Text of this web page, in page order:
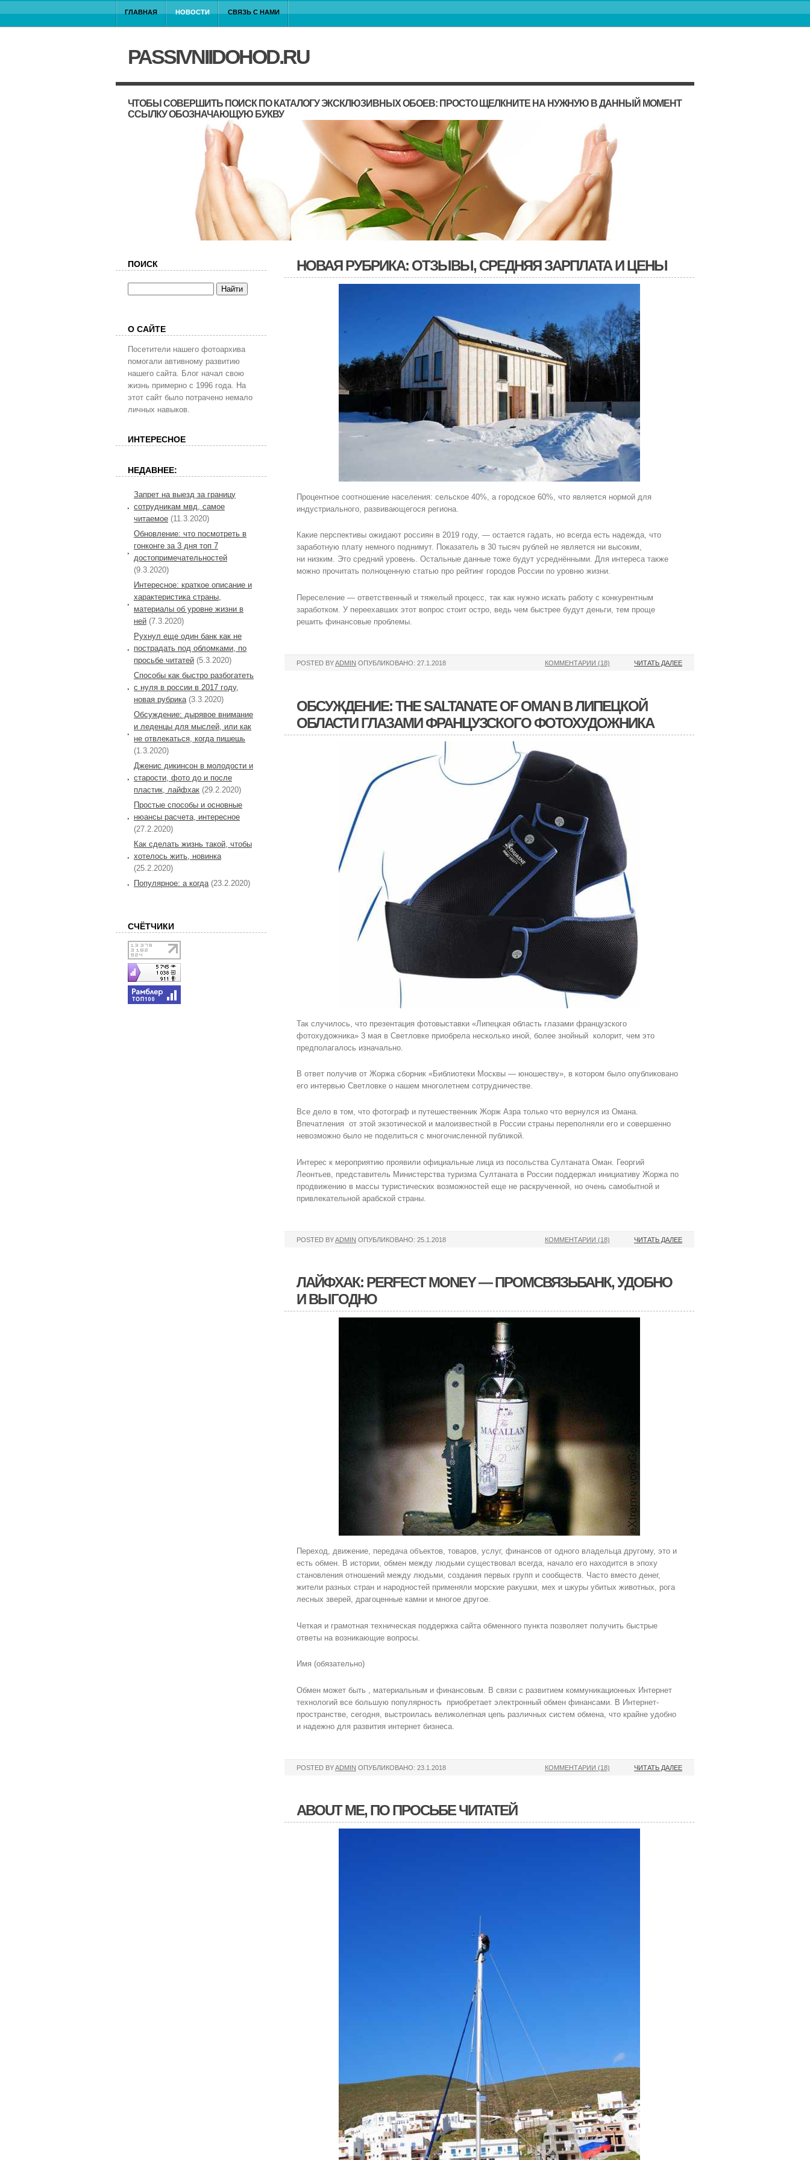
ГЛАВНАЯ НОВОСТИ СВЯЗЬ С НАМИ
PASSIVNIIDOHOD.RU
ЧТОБЫ СОВЕРШИТЬ ПОИСК ПО КАТАЛОГУ ЭКСКЛЮЗИВНЫХ ОБОЕВ: ПРОСТО ЩЕЛКНИТЕ НА НУЖНУЮ В ДАННЫЙ МОМЕНТ
ССЫЛКУ ОБОЗНАЧАЮЩУЮ БУКВУ
НОВАЯ РУБРИКА: ОТЗЫВЫ, СРЕДНЯЯ ЗАРПЛАТА И ЦЕНЫ
Процентное соотношение населения: сельское 40%, а городское 60%, что является нормой для
индустриального, развивающегося региона.
Какие перспективы ожидают россиян в 2019 году, — остается гадать, но всегда есть надежда, что
заработную плату немного поднимут. Показатель в 30 тысяч рублей не является ни высоким,
ни низким. Это средний уровень. Остальные данные тоже будут усреднёнными. Для интереса также
можно прочитать полноценную статью про рейтинг городов России по уровню жизни.
Переселение — ответственный и тяжелый процесс, так как нужно искать работу с конкурентным
заработком. У переехавших этот вопрос стоит остро, ведь чем быстрее будут деньги, тем проще
решить финансовые проблемы.
POSTED BYADMIN ОПУБЛИКОВАНО: 27.1.2018 ЧИТАТЬ ДАЛЕЕ
КОММЕНТАРИИ (18)
ОБСУЖДЕНИЕ: THE SALTANATE OF OMAN В ЛИПЕЦКОЙ
ОБЛАСТИ ГЛАЗАМИ ФРАНЦУЗСКОГО ФОТОХУДОЖНИКА
Так случилось, что презентация фотовыставки «Липецкая область глазами французского
фотохудожника» 3 мая в Светловке приобрела несколько иной, более знойный колорит, чем это
предполагалось изначально.
В ответ получив от Жоржа сборник «Библиотеки Москвы — юношеству», в котором было опубликовано
его интервью Светловке о нашем многолетнем сотрудничестве.
Все дело в том, что фотограф и путешественник Жорж Азра только что вернулся из Омана.
Впечатления от этой экзотической и малоизвестной в России страны переполняли его и совершенно
невозможно было не поделиться с многочисленной публикой.
Интерес к мероприятию проявили официальные лица из посольства Султаната Оман. Георгий
Леонтьев, представитель Министерства туризма Султаната в России поддержал инициативу Жоржа по
продвижению в массы туристических возможностей еще не раскрученной, но очень самобытной и
привлекательной арабской страны.
POSTED BYADMIN ОПУБЛИКОВАНО: 25.1.2018 ЧИТАТЬ ДАЛЕЕ
КОММЕНТАРИИ (18)
ЛАЙФХАК: PERFECT MONEY — ПРОМСВЯЗЬБАНК, УДОБНО
И ВЫГОДНО
Переход, движение, передача объектов, товаров, услуг, финансов от одного владельца другому, это и
есть обмен. В истории, обмен между людьми существовал всегда, начало его находится в эпоху
становления отношений между людьми, создания первых групп и сообществ. Часто вместо денег,
жители разных стран и народностей применяли морские ракушки, мех и шкуры убитых животных, рога
лесных зверей, драгоценные камни и многое другое.
Четкая и грамотная техническая поддержка сайта обменного пункта позволяет получить быстрые
ответы на возникающие вопросы.
Имя (обязательно)
Обмен может быть , материальным и финансовым. В связи с развитием коммуникационных Интернет
технологий все большую популярность приобретает электронный обмен финансами. В Интернет-
пространстве, сегодня, выстроилась великолепная цепь различных систем обмена, что крайне удобно
и надежно для развития интернет бизнеса.
POSTED BYADMIN ОПУБЛИКОВАНО: 23.1.2018 ЧИТАТЬ ДАЛЕЕ
КОММЕНТАРИИ (18)
ABOUT ME, ПО ПРОСЬБЕ ЧИТАТЕЙ
ПОИСК
О САЙТЕ
Посетители нашего фотоархива
помогали автивному развитию
нашего сайта. Блог начал свою
жизнь примерно с 1996 года. На
этот сайт было потрачено немало
личных навыков.
ИНТЕРЕСНОЕ
НЕДАВНЕЕ:
Запрет на выезд за границу
сотрудникам мвд, самое
читаемое (11.3.2020)
Обновление: что посмотреть в
гонконге за 3 дня топ 7
достопримечательностей
(9.3.2020)
Интересное: краткое описание и
характеристика страны,
материалы об уровне жизни в
ней (7.3.2020)
Рухнул еще один банк как не
пострадать под обломками, по
просьбе читатей (5.3.2020)
Способы как быстро разбогатеть
с нуля в россии в 2017 году,
новая рубрика (3.3.2020)
Обсуждение: дырявое внимание
и леденцы для мыслей, или как
не отвлекаться, когда пишешь
(1.3.2020)
Дженис дикинсон в молодости и
старости, фото до и после
пластик, лайфхак (29.2.2020)
Простые способы и основные
нюансы расчета, интересное
(27.2.2020)
Как сделать жизнь такой, чтобы
хотелось жить, новинка
(25.2.2020)
Популярное: а когда (23.2.2020)
СЧЁТЧИКИ